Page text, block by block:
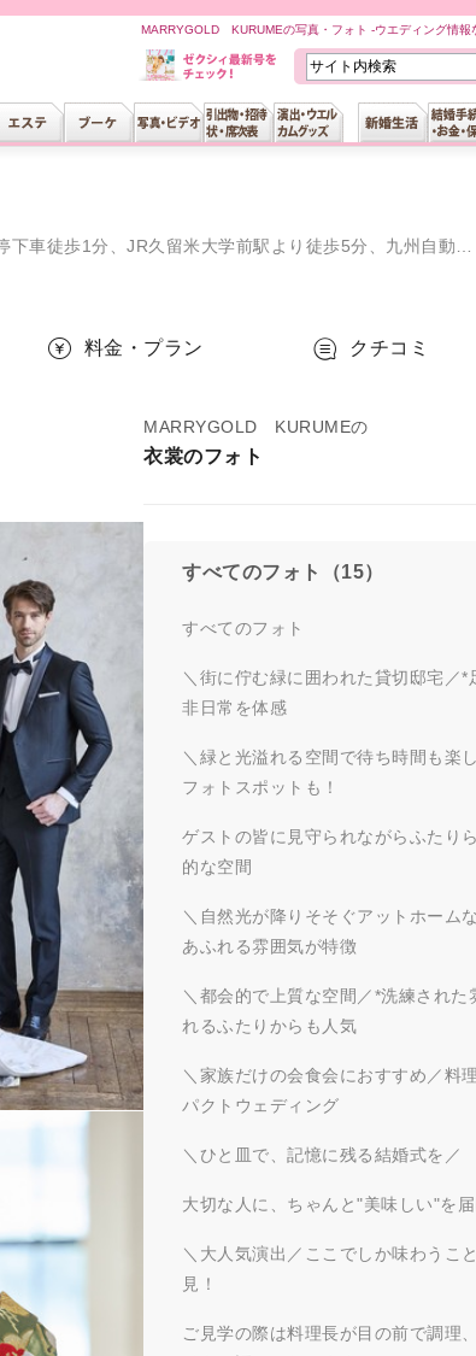
MARRYGOLD KURUMEの写真・フォト -ウエディング情報
JR久留米大学前駅より徒歩5分、九州自動車道久留米ICより車で3分
料金・プラン クチコミ
MARRYGOLD KURUMEの
衣裳のフォト
すべてのフォト（15）
すべてのフォト
＼街に佇む緑に囲われた貸切邸宅／
非日常を体感
＼緑と光溢れる空間で待ち時間も楽
フォトスポットも！
ゲストの皆に見守られながらふたり
的な空間
＼自然光が降りそそぐアットホーム
あふれる雰囲気が特徴
＼都会的で上質な空間／*洗練された
れるふたりからも人気
＼家族だけの会食会におすすめ／料
パクトウェディング
＼ひと皿で、記憶に残る結婚式を／
大切な人に、ちゃんと"美味しい"を
＼大人気演出／ここでしか味わうこ
見！
ご見学の際は料理長が目の前で調理